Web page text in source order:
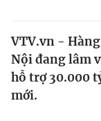
Thế giới
Tin tức
VTV.vn -
Nội đang lâm
hỗ trợ 30.000
mới.